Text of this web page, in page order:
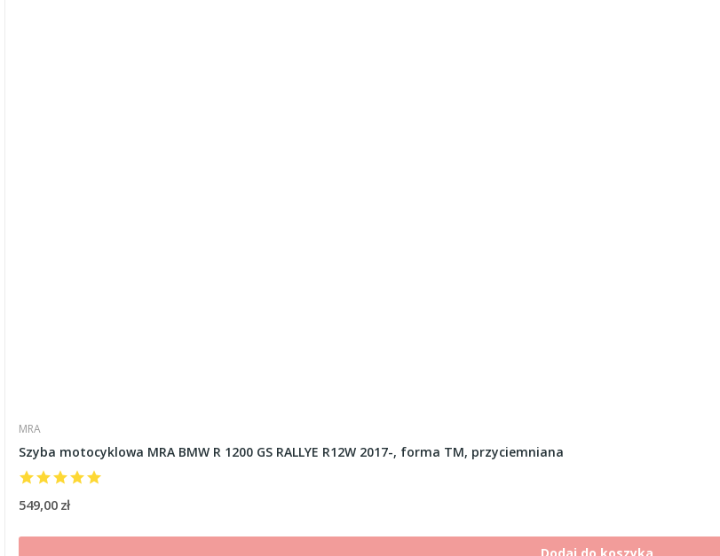
MRA
Szyba motocyklowa MRA BMW R 1200 GS RALLYE R12W 2017-, forma TM, przyciemniana
549,00 zł